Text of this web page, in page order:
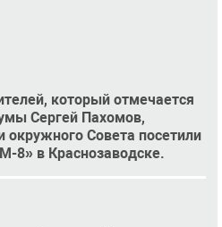
который отмечается
Сергей Пахомов,
окружного Совета посетили
8» в Краснозаводске.